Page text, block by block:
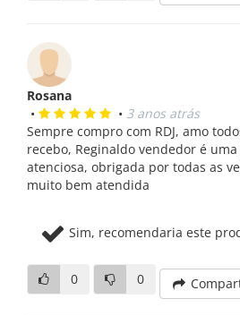
Rosana
•
• 3 anos atrás
Sempre compro com RDJ, amo
recebo, Reginaldo vendedor é
atenciosa, obrigada por todas as
muito bem atendida
Sim, recomendaria este
0 0